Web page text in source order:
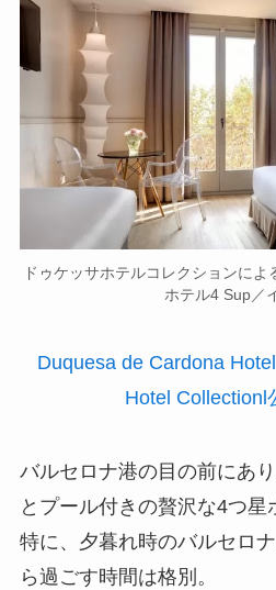
ドゥケッサホテルコレクションに
ホテル4 Sup／
Duquesa de Cardona
Hotel Collectionl
バルセロナ港の目の前にあ
とプール付きの贅沢な4つ星
特に、夕暮れ時のバルセロ
ら過ごす時間は格別。